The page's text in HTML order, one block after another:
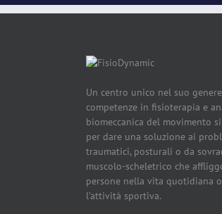
Un centro unico nel suo
competenze in fisioterapia e
biomeccanica del movimento
per dare una soluzione ai
traumatici, posturali o da
muscolo-scheletrico che
persone nella vita quotidiana
l’attività sportiva.